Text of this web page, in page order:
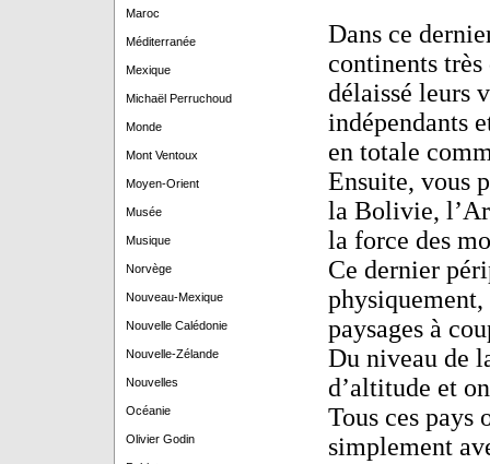
Maroc
Méditerranée
Mexique
Michaël Perruchoud
Monde
Mont Ventoux
Moyen-Orient
Musée
Musique
Norvège
Nouveau-Mexique
Nouvelle Calédonie
Nouvelle-Zélande
Nouvelles
Océanie
Olivier Godin
Dans ce
continents
délaissé leurs
indépendants
en totale
Ensuite, vous
la Bolivie,
la force des
Ce dernier
physiquement,
paysages à
Du niveau de
d’altitude et
Tous ces pays
simplement